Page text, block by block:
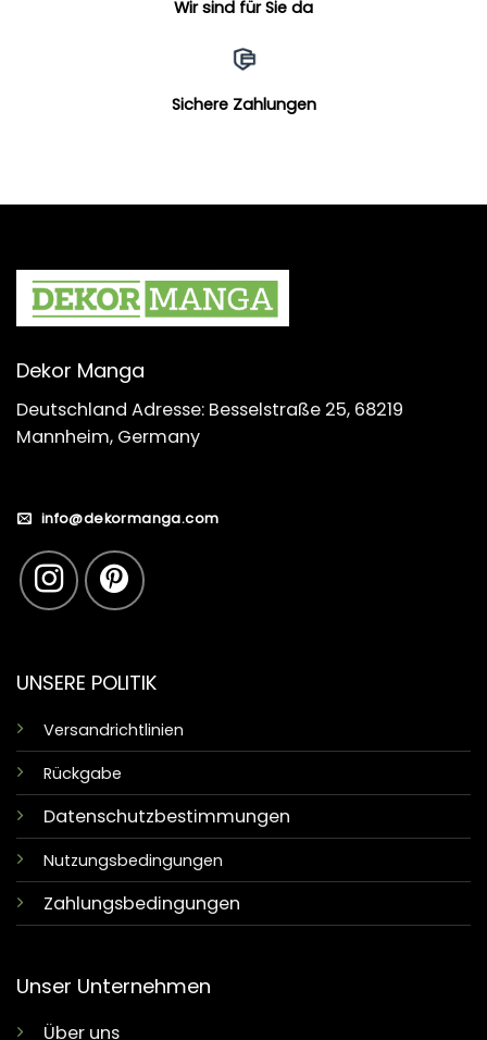
Wir sind für Sie da
Sichere Zahlungen
Dekor Manga
Deutschland Adresse: Besselstraße 25, 68219
Mannheim, Germany
info@dekormanga.com
UNSERE POLITIK
Versandrichtlinien
Rückgabe
Datenschutzbestimmungen
Nutzungsbedingungen
Zahlungsbedingungen
Unser Unternehmen
Über uns